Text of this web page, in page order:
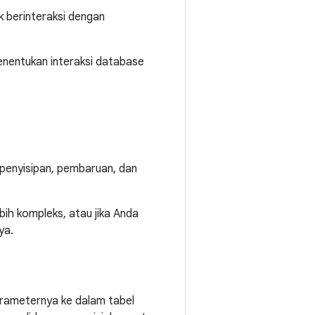
berinteraksi dengan
interaksi database
pembaruan, dan
kompleks, atau jika Anda
ke dalam tabel